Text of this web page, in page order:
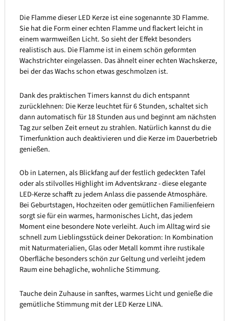
Die Flamme dieser LED Kerze ist eine sogenannte 3D Flamme.
Sie hat die Form einer echten Flamme und flackert leicht in
einem warmweißen Licht. So sieht der Effekt besonders
realistisch aus. Die Flamme ist in einem schön geformten
Wachstrichter eingelassen. Das ähnelt einer echten Wachskerze,
bei der das Wachs schon etwas geschmolzen ist.
Dank des praktischen Timers kannst du dich entspannt
zurücklehnen: Die Kerze leuchtet für 6 Stunden, schaltet sich
dann automatisch für 18 Stunden aus und beginnt am nächsten
Tag zur selben Zeit erneut zu strahlen. Natürlich kannst du die
Timerfunktion auch deaktivieren und die Kerze im Dauerbetrieb
genießen.
Ob in Laternen, als Blickfang auf der festlich gedeckten Tafel
oder als stilvolles Highlight im Adventskranz - diese elegante
LED-Kerze schafft zu jedem Anlass die passende Atmosphäre.
Bei Geburtstagen, Hochzeiten oder gemütlichen Familienfeiern
sorgt sie für ein warmes, harmonisches Licht, das jedem
Moment eine besondere Note verleiht. Auch im Alltag wird sie
schnell zum Lieblingsstück deiner Dekoration: In Kombination
mit Naturmaterialien, Glas oder Metall kommt ihre rustikale
Oberfläche besonders schön zur Geltung und verleiht jedem
Raum eine behagliche, wohnliche Stimmung.
Tauche dein Zuhause in sanftes, warmes Licht und genieße die
gemütliche Stimmung mit der LED Kerze LINA.